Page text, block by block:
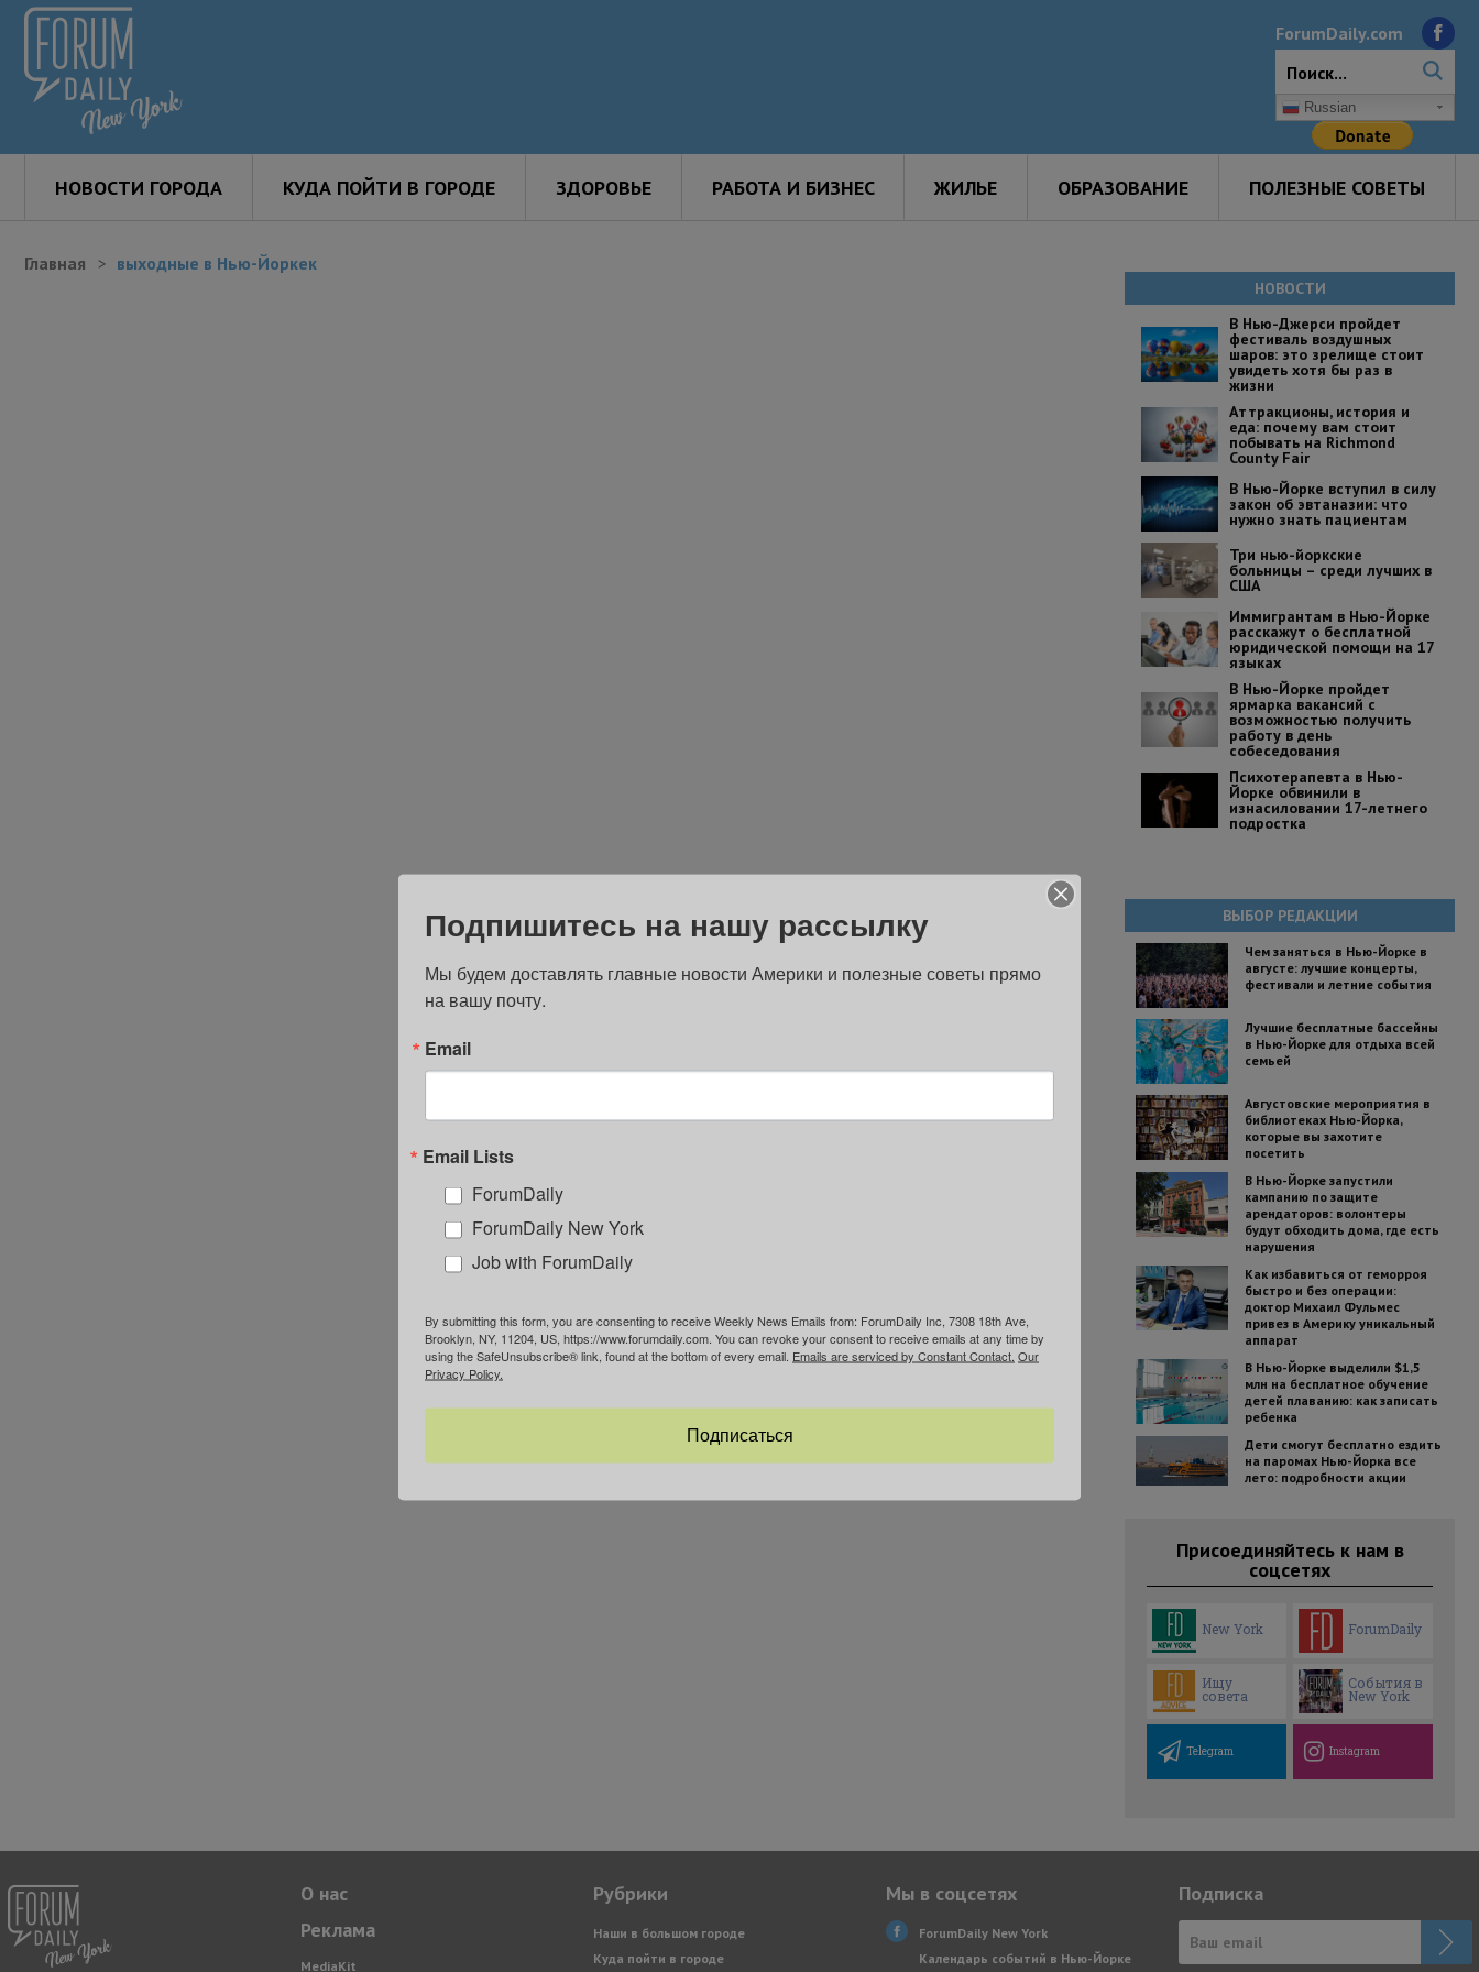
ForumDaily.com
Russian
НОВОСТИ ГОРОДА КУДА ПОЙТИ В ГОРОДЕ ЗДОРОВЬЕ РАБОТА И БИЗНЕС ЖИЛЬЕ ОБРАЗОВАНИЕ ПОЛЕЗНЫЕ СОВЕТЫ
Главная выходные в Нью-Йоркек
НОВОСТИ
В Нью-Джерси пройдет
фестиваль воздушных
шаров: это зрелище стоит
увидеть хотя бы раз в
жизни
Аттракционы, история и
еда: почему вам стоит
побывать на Richmond
County Fair
В Нью-Йорке вступил в силу
закон об эвтаназии: что
нужно знать пациентам
Три нью-йоркские
больницы – среди лучших в
США
Иммигрантам в Нью-Йорке
расскажут о бесплатной
юридической помощи на 17
языках
В Нью-Йорке пройдет
ярмарка вакансий с
возможностью получить
работу в день
собеседования
Психотерапевта в Нью-
Йорке обвинили в
изнасиловании 17-летнего
подростка
ВЫБОР РЕДАКЦИИ
Чем заняться в Нью-Йорке в
августе: лучшие концерты,
фестивали и летние события
Лучшие бесплатные бассейны
в Нью-Йорке для отдыха всей
семьей
Августовские мероприятия в
библиотеках Нью-Йорка,
которые вы захотите
посетить
В Нью-Йорке запустили
кампанию по защите
арендаторов: волонтеры
будут обходить дома, где есть
нарушения
Как избавиться от геморроя
быстро и без операции:
доктор Михаил Фульмес
привез в Америку уникальный
аппарат
В Нью-Йорке выделили $1,5
млн на бесплатное обучение
детей плаванию: как записать
ребенка
Дети смогут бесплатно ездить
на паромах Нью-Йорка все
лето: подробности акции
Присоединяйтесь к нам в
соцсетях
New York ForumDaily
Ищу
совета
События в
New York
Telegram Instagram
О нас
Реклама
MediaKit
Рубрики
Наши в большом городе
Куда пойти в городе
Мы в соцсетях
ForumDaily New York
Календарь событий в Нью-Йорке
Подписка
Подпишитесь на нашу рассылку
Мы будем доставлять главные новости Америки и полезные советы прямо
на вашу почту.
Email
Email Lists
ForumDaily
ForumDaily New York
Job with ForumDaily
By submitting this form, you are consenting to receive Weekly News Emails from: ForumDaily Inc, 7308 18th Ave,
Brooklyn, NY, 11204, US, https://www.forumdaily.com. You can revoke your consent to receive emails at any time by
using the SafeUnsubscribe® link, found at the bottom of every email. Emails are serviced by Constant Contact. Our
Privacy Policy.
Подписаться